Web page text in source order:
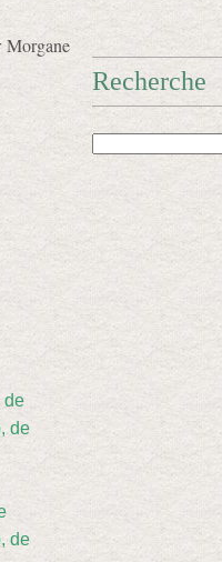
de
Recherche